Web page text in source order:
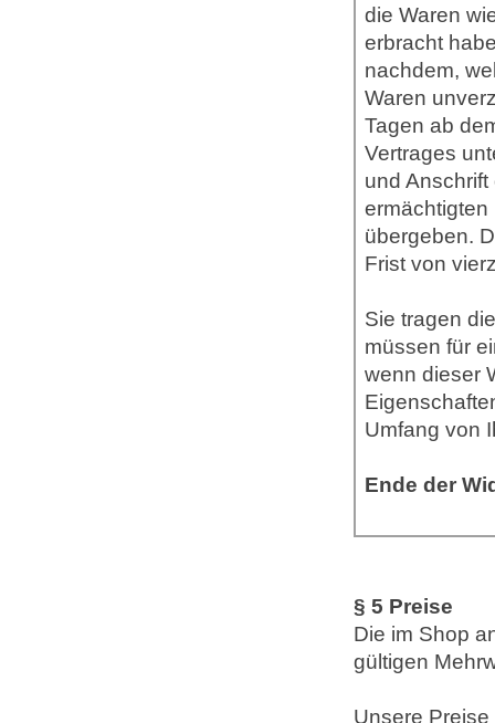
die Waren
erbracht
nachdem,
Waren
Tagen ab
Vertrages
und
übergeben.
Frist von
Sie tragen
müssen für
wenn dieser
Umfang von
Ende der
§ 5 Preise
Die im Shop
gültigen
Unsere